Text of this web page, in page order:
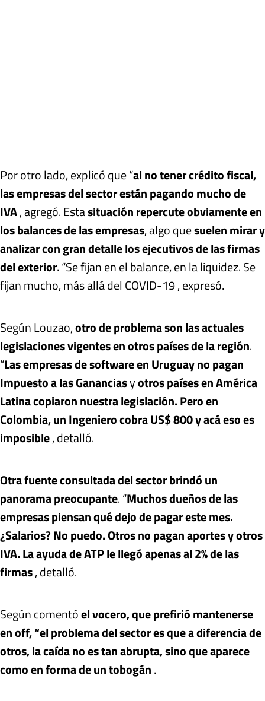
Por otro lado, explicó que “al no tener crédito fiscal,
las empresas del sector están pagando mucho de
IVA, agregó. Estasituación repercute obviamente en
los balances de las empresas, algo quesuelen mirar y
analizar con gran detalle los ejecutivos de las firmas
del exterior. “Se fijan en el balance, en la liquidez. Se
fijan mucho, más allá del COVID-19 , expresó.
Según Louzao,otro de problema son las actuales
legislaciones vigentes en otros países de la región.
“Las empresas de software en Uruguay no pagan
Impuesto a las Gananciasyotros países en América
Latina copiaron nuestra legislación. Pero en
Colombia, un Ingeniero cobra US$ 800 y acá eso es
imposible, detalló.
Otra fuente consultada del sector brindó un
panorama preocupante. “Muchos dueños de las
empresas piensan qué dejo de pagar este mes.
¿Salarios? No puedo. Otros no pagan aportes y otros
IVA. La ayuda de ATP le llegó apenas al 2% de las
firmas, detalló.
Según comentóel vocero, que prefirió mantenerse
en off, “el problema del sector es que a diferencia de
otros, la caída no es tan abrupta, sino que aparece
como en forma de un tobogán.